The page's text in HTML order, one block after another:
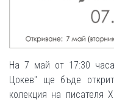
На 7 май от 17:30
Цокев" ще бъде
колекция на писателя